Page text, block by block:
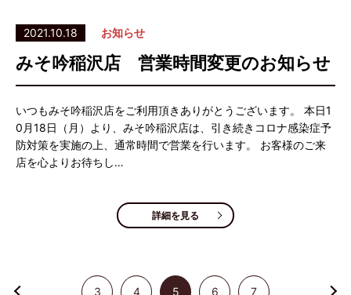
2021.10.18 お知らせ
みそ吟稲沢店 営業時間変更のお知らせ
いつもみそ吟稲沢店をご利用頂きありがとうございます。 本日1
0月18日（月）より、みそ吟稲沢店は、引き続きコロナ感染症予
防対策を実施の上、通常時間で営業を行います。 お客様のご来
店を心よりお待ちし…
詳細を見る
3 4 5 6 7